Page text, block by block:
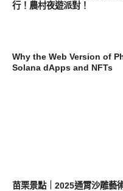
行！農村夜遊派對！
Why the Web Version of
Solana dApps and NFTs
苗栗景點｜2025通霄沙雕藝